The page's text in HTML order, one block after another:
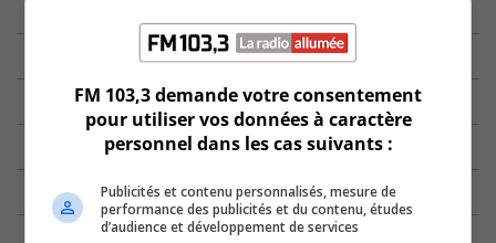
FM 103,3 demande votre consentement
pour utiliser vos données à caractère
personnel dans les cas suivants :
Publicités et contenu personnalisés, mesure de
performance des publicités et du contenu, études
d’audience et développement de services